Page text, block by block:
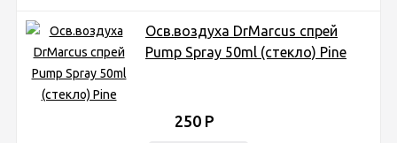
Осв.воздуха DrMarcus спрей
Pump Spray 50ml (стекло) Pine
250 Р